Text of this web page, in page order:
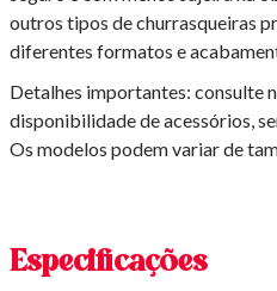
outros tipos de churrasqueiras
diferentes formatos e
Detalhes importantes: consulte
disponibilidade de acessórios,
Os modelos podem variar de
Especificações